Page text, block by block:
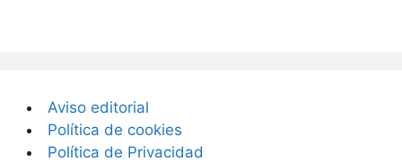
Aviso editorial
Política de cookies
Política de Privacidad